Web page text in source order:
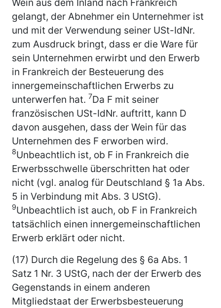
gelangt, der Abnehmer ein Unternehmer ist
und mit der Verwendung seiner USt-IdNr.
zum Ausdruck bringt, dass er die Ware für
sein Unternehmen erwirbt und den Erwerb
in Frankreich der Besteuerung des
innergemeinschaftlichen Erwerbs zu
unterwerfen hat. 7Da F mit seiner
französischen USt-IdNr. auftritt, kann D
davon ausgehen, dass der Wein für das
Unternehmen des F erworben wird.
8Unbeachtlich ist, ob F in Frankreich die
Erwerbsschwelle überschritten hat oder
nicht (vgl. analog für Deutschland § 1a Abs.
5 in Verbindung mit Abs. 3 UStG).
9Unbeachtlich ist auch, ob F in Frankreich
tatsächlich einen innergemeinschaftlichen
Erwerb erklärt oder nicht.
(17) Durch die Regelung des § 6a Abs. 1
Satz 1 Nr. 3 UStG, nach der der Erwerb des
Gegenstands in einem anderen
Mitgliedstaat der Erwerbsbesteuerung